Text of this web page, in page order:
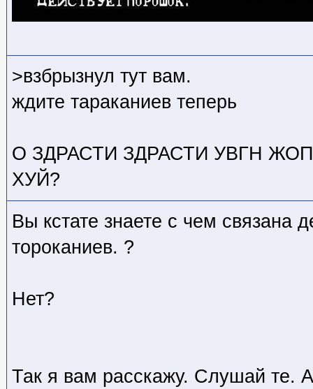
>взбрызнул тут вам.
ждите тараканиев теперь
О ЗДРАСТИ ЗДРАСТИ УВГН
ХУЙ?
Вы кстате знаете с чем связана
тороканиев. ?
Нет?
Так я вам расскажу. Слушай те.